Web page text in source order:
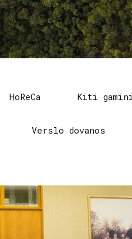
HoReCa Kiti
Verslo dovanos